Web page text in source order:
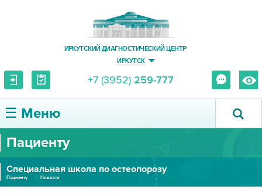
ИРКУТСКИЙ ДИАГНОСТИЧЕСКИЙ ЦЕНТР
ИРКУТСК
+7 (3952) 259-777
☰ Меню
О ЦЕНТРЕ
УСЛУГИ И ЦЕНЫ
Пациенту
Специальная школа по остеопорозу
Пациенту Новости